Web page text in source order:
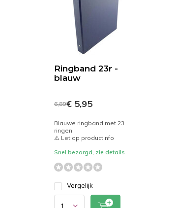
Ringband 23r -
blauw
6,89€ 5,95
Blauwe ringband met 23
ringen
⚠️ Let op productinfo
Snel bezorgd, zie details
Vergelijk